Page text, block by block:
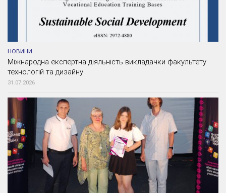
НОВИНИ
Міжнародна експертна діяльність викладачки факультету
технологій та дизайну
31.07.2026